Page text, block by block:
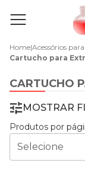
Home|Acessórios
Cartucho para
CARTUCHO
MOSTRAR
Produtos por